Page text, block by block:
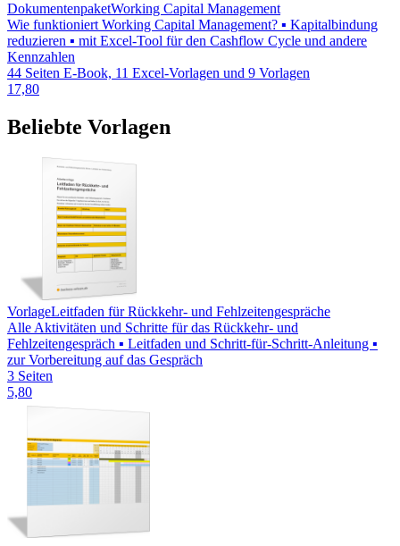
DokumentenpaketWorking Capital Management
Wie funktioniert Working Capital Management? ▪ Kapitalbindung
reduzieren ▪ mit Excel-Tool für den Cashflow Cycle und andere
Kennzahlen
44 Seiten E-Book, 11 Excel-Vorlagen und 9 Vorlagen
17,80
Beliebte Vorlagen
VorlageLeitfaden für Rückkehr- und Fehlzeitengespräche
Alle Aktivitäten und Schritte für das Rückkehr- und
Fehlzeitengespräch ▪ Leitfaden und Schritt-für-Schritt-Anleitung ▪
zur Vorbereitung auf das Gespräch
3 Seiten
5,80